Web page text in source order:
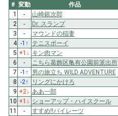
# 変動 作品
1
- 山崎銀次郎
2
- Dr. スランプ
3
- マウンドの稲妻
4 -1 ↑ テニスボーイ
5 +1 ↓ キン肉マン
6
- こちら葛飾区亀有公園前派出所
7 -1 ↑ 男の旅立ち WILD ADVENTURE
8 -2↑ リングにかけろ
9 +2↓ ああ一郎
10 +1 ↓ ショーアップ・ハイスクール
11
- すすめ!!パイレーツ